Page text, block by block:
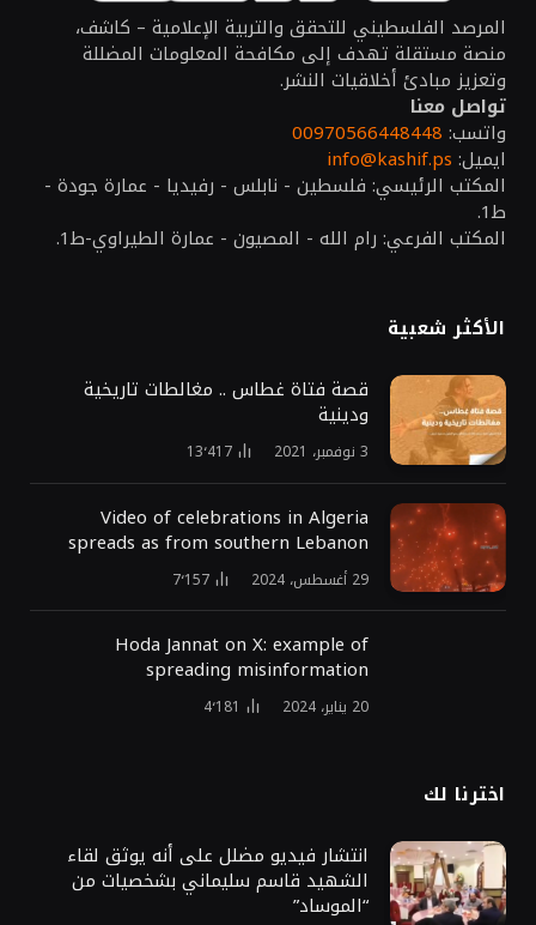
المرصد الفلسطيني للتحقق والتربية الإعلامية – كاشف،
منصة مستقلة تهدف إلى مكافحة المعلومات المضللة
وتعزيز مبادئ أخلاقيات النشر.
تواصل معنا
واتسب: 00970566448448
ايميل: info@kashif.ps
المكتب الرئيسي: فلسطين - نابلس - رفيديا - عمارة جودة -
ط1.
المكتب الفرعي: رام الله - المصيون - عمارة الطيراوي-ط1.
الأكثر شعبية
قصة فتاة غطاس .. مغالطات تاريخية
ودينية
3 نوفمبر، 2021 13٬417
Video of celebrations in Algeria
spreads as from southern Lebanon
29 أغسطس، 2024 7٬157
Hoda Jannat on X: example of
spreading misinformation
20 يناير، 2024 4٬181
اخترنا لك
انتشار فيديو مضلل على أنه يوثق لقاء
الشهيد قاسم سليماني بشخصيات من
“الموساد”